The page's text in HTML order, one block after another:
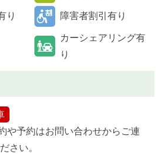
り 障害者割引有り
カーシェアリング有
り
や予約はお問い合わせからご連
さい。